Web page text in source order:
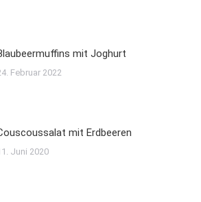
mit Joghurt
Februar 2022
mit Erdbeeren
Juni 2020